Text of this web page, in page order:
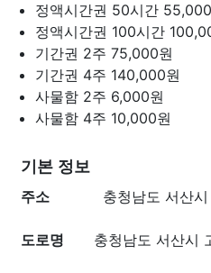
정액시간권 50시간
정액시간권 100시간
기간권 2주 75,000원
기간권 4주 140,000원
사물함 2주 6,000원
사물함 4주 10,000원
기본 정보
주소
충청남도 서산
도로명 충청남도 서산시